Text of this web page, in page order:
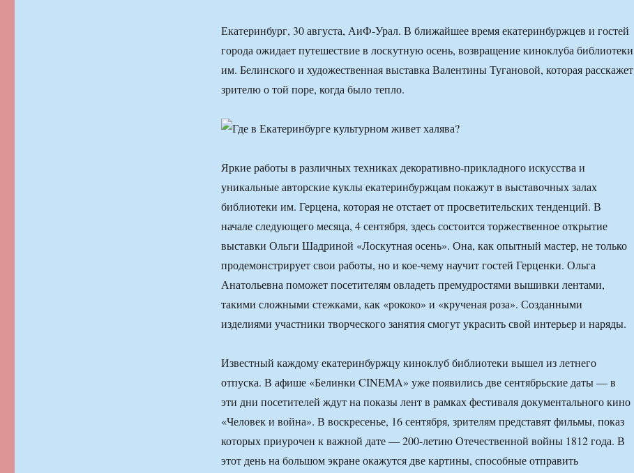
Екатеринбург, 30 августа, АиФ-Урал. В ближайшее время екатеринбуржцев и гостей
города ожидает путешествие в лоскутную осень, возвращение киноклуба библиотеки
им. Белинского и художественная выставка Валентины Тугановой, которая расскажет
зрителю о той поре, когда было тепло.
Яркие работы в различных техниках декоративно-прикладного искусства и
уникальные авторские куклы екатеринбуржцам покажут в выставочных залах
библиотеки им. Герцена, которая не отстает от просветительских тенденций. В
начале следующего месяца, 4 сентября, здесь состоится торжественное открытие
выставки Ольги Шадриной «Лоскутная осень». Она, как опытный мастер, не только
продемонстрирует свои работы, но и кое-чему научит гостей Герценки. Ольга
Анатольевна поможет посетителям овладеть премудростями вышивки лентами,
такими сложными стежками, как «рококо» и «крученая роза». Созданными
изделиями участники творческого занятия смогут украсить свой интерьер и наряды.
Известный каждому екатеринбуржцу киноклуб библиотеки вышел из летнего
отпуска. В афише «Белинки CINEMA» уже появились две сентябрьские даты — в
эти дни посетителей ждут на показы лент в рамках фестиваля документального кино
«Человек и война». В воскресенье, 16 сентября, зрителям представят фильмы, показ
которых приурочен к важной дате — 200-летию Отечественной войны 1812 года. В
этот день на большом экране окажутся две картины, способные отправить